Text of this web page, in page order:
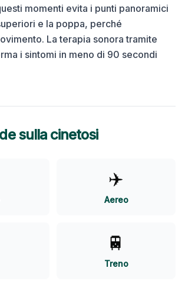
momenti evita i punti panoramici
e la poppa, perché
La terapia sonora tramite
i sintomi in meno di 90 secondi
sulla cinetosi
✈️
Aereo
🚆
Treno